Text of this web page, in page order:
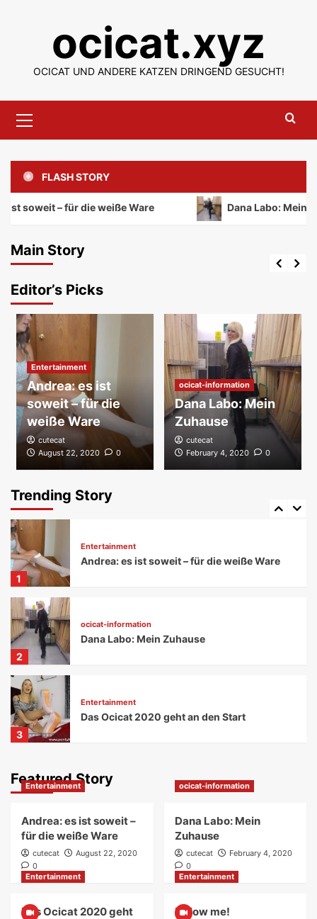
ocicat.xyz
OCICAT UND ANDERE KATZEN DRINGEND GESUCHT!
Menu
FLASH STORY
soweit – für die weiße Ware Dana Labo: Mein
Main Story
Andrea: es ist soweit – für die weiße
cutecat August 22, 2020
Editor’s Picks
Entertainment
Andrea: es ist
soweit – für die
weiße Ware
cutecat
August 22, 2020
0
ocicat-information
Dana Labo: Mein
Zuhause
cutecat
February 4, 2020
0
Trending Story
3
Entertainment
Das Ocicat 2020 geht an den Start
4
Entertainment
Follow me!
5
ocicat-information
1
Entertainment
Andrea: es ist soweit – für die weiße Ware
2
ocicat-information
Dana Labo: Mein Zuhause
3
Entertainment
Das Ocicat 2020 geht an den Start
Entertainment
Follow me!
ocicat-information
Ocicat – domestiziert
Featured Story
Entertainment
Andrea: es ist soweit –
für die weiße Ware
cutecat
August 22, 2020
0
ocicat-information
Dana Labo: Mein
Zuhause
cutecat
February 4, 2020
0
Entertainment
Das Ocicat 2020 geht
Entertainment
Follow me!